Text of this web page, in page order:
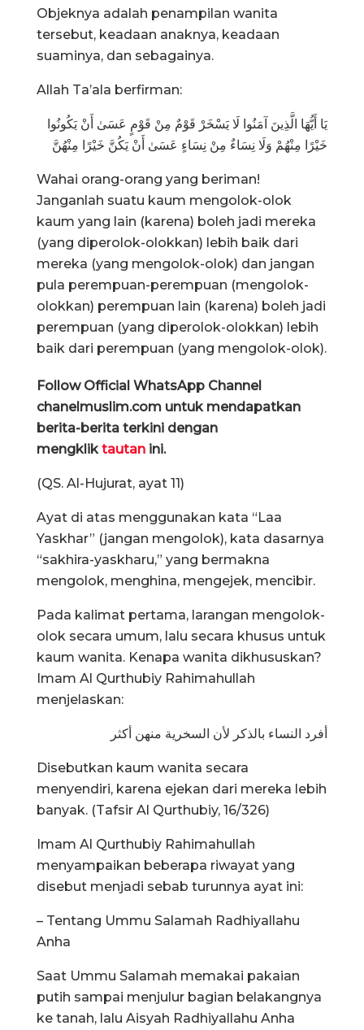
Objeknya adalah penampilan wanita
tersebut, keadaan anaknya, keadaan
suaminya, dan sebagainya.
Allah Ta’ala berfirman:
يَا أَيُّهَا الَّذِينَ آمَنُوا لَا يَسْخَرْ قَوْمٌ مِنْ قَوْمٍ عَسَىٰ أَنْ يَكُونُوا
خَيْرًا مِنْهُمْ وَلَا نِسَاءٌ مِنْ نِسَاءٍ عَسَىٰ أَنْ يَكُنَّ خَيْرًا مِنْهُنَّ
Wahai orang-orang yang beriman!
Janganlah suatu kaum mengolok-olok
kaum yang lain (karena) boleh jadi mereka
(yang diperolok-olokkan) lebih baik dari
mereka (yang mengolok-olok) dan jangan
pula perempuan-perempuan (mengolok-
olokkan) perempuan lain (karena) boleh jadi
perempuan (yang diperolok-olokkan) lebih
baik dari perempuan (yang mengolok-olok).
Follow Official WhatsApp Channel
chanelmuslim.com untuk mendapatkan
berita-berita terkini dengan
mengkliktautan ini.
(QS. Al-Hujurat, ayat 11)
Ayat di atas menggunakan kata “Laa
Yaskhar” (jangan mengolok), kata dasarnya
“sakhira-yaskharu,” yang bermakna
mengolok, menghina, mengejek, mencibir.
Pada kalimat pertama, larangan mengolok-
olok secara umum, lalu secara khusus untuk
kaum wanita. Kenapa wanita dikhususkan?
Imam Al Qurthubiy Rahimahullah
menjelaskan:
أفرد النساء بالذكر لأن السخرية منهن أكثر
Disebutkan kaum wanita secara
menyendiri, karena ejekan dari mereka lebih
banyak. (Tafsir Al Qurthubiy, 16/326)
Imam Al Qurthubiy Rahimahullah
menyampaikan beberapa riwayat yang
disebut menjadi sebab turunnya ayat ini:
– Tentang Ummu Salamah Radhiyallahu
Anha
Saat Ummu Salamah memakai pakaian
putih sampai menjulur bagian belakangnya
ke tanah, lalu Aisyah Radhiyallahu Anha